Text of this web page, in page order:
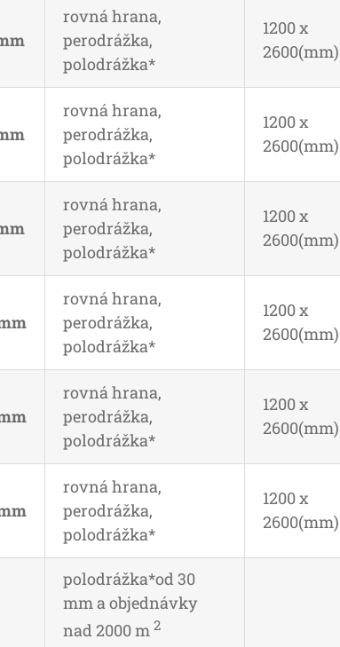
rovná hrana,
perodrážka,
polodrážka*
1200 x
2600(mm)
rovná hrana,
perodrážka,
polodrážka*
1200 x
2600(mm)
rovná hrana,
perodrážka,
polodrážka*
1200 x
2600(mm)
rovná hrana,
perodrážka,
polodrážka*
1200 x
2600(mm)
rovná hrana,
perodrážka,
polodrážka*
1200 x
2600(mm)
rovná hrana,
perodrážka,
polodrážka*
1200 x
2600(mm)
polodrážka*od 30
mm a objednávky
nad 2000 m2